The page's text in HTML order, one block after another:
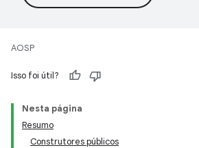
AOSP
Isso foi útil?
Nesta página
Resumo
Construtores públicos